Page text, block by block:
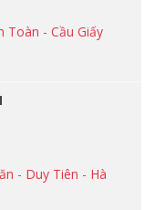
Toàn - Cầu Giấy
- Duy Tiên - Hà